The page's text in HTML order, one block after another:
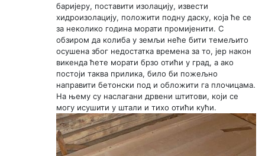
баријеру, поставити изолацију, извести
хидроизолацију, положити подну даску, која ће се
за неколико година морати промијенити. С
обзиром да колиба у земљи неће бити темељито
осушена због недостатка времена за то, јер након
викенда ћете морати брзо отићи у град, а ако
постоји таква прилика, било би пожељно
направити бетонски под и обложити га плочицама.
На њему су наслагани дрвени штитови, који се
могу исушити у штали и тихо отићи кући.